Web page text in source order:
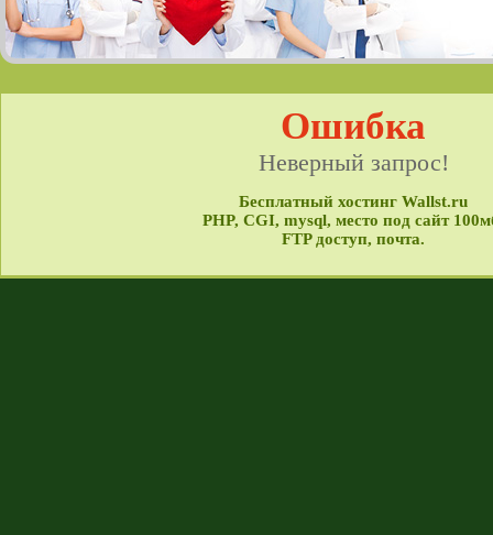
Ошибка
Неверный запрос!
Бесплатный хостинг Wallst.ru
PHP, CGI, mysql, место под сайт
FTP доступ, почта.